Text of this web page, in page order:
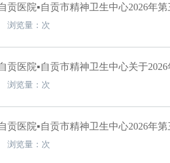
贡医院▪自贡市精神卫生中心2026年
览量：次
览量：次
贡医院▪自贡市精神卫生中心2026年
览量：次